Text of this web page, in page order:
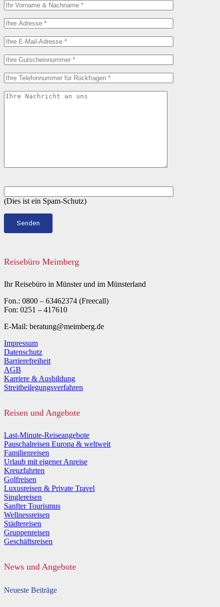
(Dies ist ein Spam-Schutz)
Reisebüro Meimberg
Ihr Reisebüro in Münster und im Münsterland
Fon.: 0800 – 63462374 (Freecall)
Fon: 0251 – 417610
E-Mail: beratung@meimberg.de
Impressum
Datenschutz
Barrierefreiheit
AGB
Karriere & Ausbildung
Streitbeilegungsverfahren
Reisen und Angebote
Last-Minute-Reiseangebote
Pauschalreisen Europa & weltweit
Familienreisen
Urlaub mit eigener Anreise
Kreuzfahrten
Golfreisen
Luxusreisen & Private Travel
Singlereisen
Sanfter Tourismus
Wellnessreisen
Städtereisen
Gruppenreisen
Geschäftsreisen
News und Angebote
Neueste Beiträge